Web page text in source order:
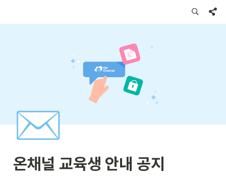
✉️
온채널 교육생 안내 공지